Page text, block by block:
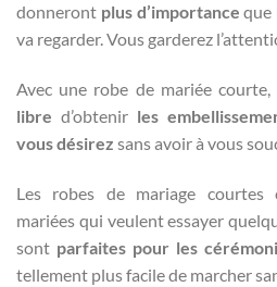
donneront plus d’importance que
va regarder. Vous garderez
Avec une robe de mariée courte,
libre d’obtenir les
vous désirez sans avoir à vous
Les robes de mariage courtes
mariées qui veulent essayer
sont parfaites pour les
tellement plus facile de marcher